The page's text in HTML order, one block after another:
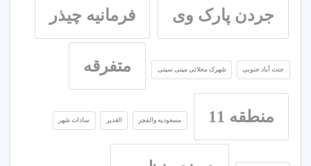
جردن پارک وی فرمانیه چیذر
جنت آباد جنوبی شهرک محلاتی مینی سیتی متفرقه
منطقه 11 مسعودیه والفجر الغدیر سادات شهر